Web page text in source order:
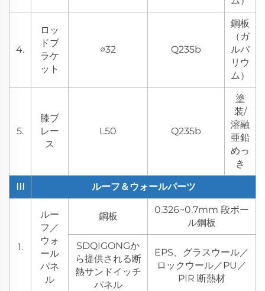
4.
ロッ
ドブ
ラケ
ット
∅32 Q235b
鋼板
（ガ
ルバ
リウ
ム）
5.
膝ブ
レー
ス
L50 Q235b
塗
装/
溶融
亜鉛
めっ
き
III ルーフ＆ウォールパーツ
1.
ルー
フ／
ウォ
ール
パネ
ル
鋼板
0.326~0.7mm 段ボー
ル鋼板
SDQIGONGか
ら提供される断
熱サンドイッチ
パネル
EPS、グラスウール／
ロックウール／PU／
PIR 断熱材